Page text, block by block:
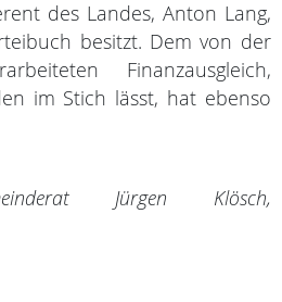
des Landes, Anton Lang,
besitzt. Dem von der
Finanzausgleich,
im Stich lässt, hat ebenso
Jürgen Klösch,